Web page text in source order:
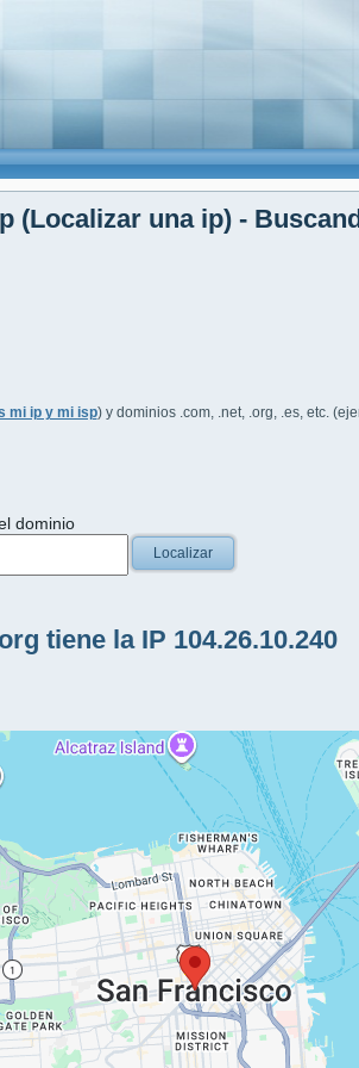
(Localizar una ip) -
mi ip y mi isp) y dominios .com, .net, .org, .es, etc.
dominio
Localizar
tiene la IP 104.26.10.240